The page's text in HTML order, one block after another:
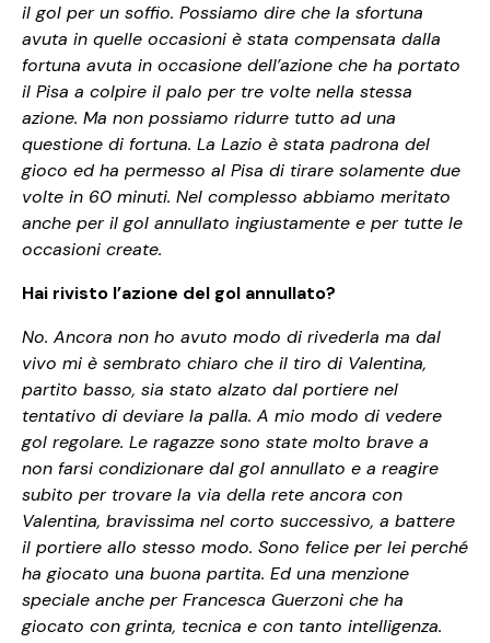
il gol per un soffio. Possiamo dire che la sfortuna
avuta in quelle occasioni è stata compensata dalla
fortuna avuta in occasione dell’azione che ha portato
il Pisa a colpire il palo per tre volte nella stessa
azione. Ma non possiamo ridurre tutto ad una
questione di fortuna. La Lazio è stata padrona del
gioco ed ha permesso al Pisa di tirare solamente due
volte in 60 minuti. Nel complesso abbiamo meritato
anche per il gol annullato ingiustamente e per tutte le
occasioni create.
Hai rivisto l’azione del gol annullato?
No. Ancora non ho avuto modo di rivederla ma dal
vivo mi è sembrato chiaro che il tiro di Valentina,
partito basso, sia stato alzato dal portiere nel
tentativo di deviare la palla. A mio modo di vedere
gol regolare. Le ragazze sono state molto brave a
non farsi condizionare dal gol annullato e a reagire
subito per trovare la via della rete ancora con
Valentina, bravissima nel corto successivo, a battere
il portiere allo stesso modo. Sono felice per lei perché
ha giocato una buona partita. Ed una menzione
speciale anche per Francesca Guerzoni che ha
giocato con grinta, tecnica e con tanto intelligenza.